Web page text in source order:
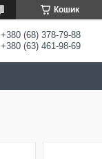
Кошик
+380 (68) 378-79-88
+380 (63) 461-98-69